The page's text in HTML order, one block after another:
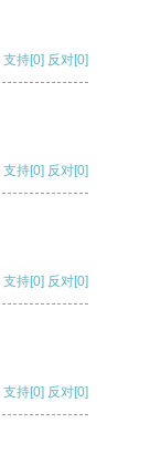
支持[0] 反对[0]
支持[0] 反对[0]
支持[0] 反对[0]
支持[0] 反对[0]